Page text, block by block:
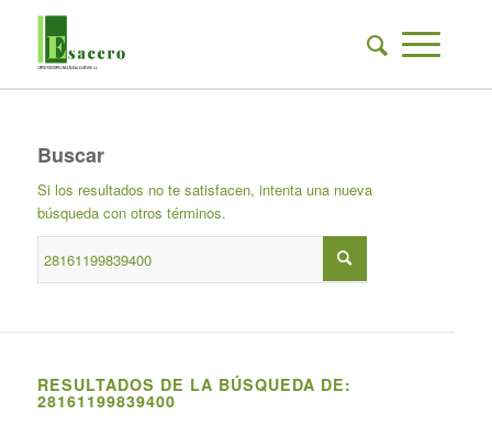
Buscar
Si los resultados no te satisfacen, intenta una nueva
búsqueda con otros términos.
RESULTADOS DE LA BÚSQUEDA DE:
28161199839400